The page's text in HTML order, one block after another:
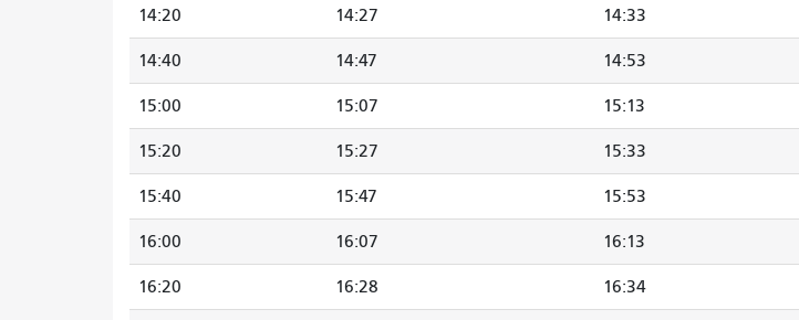
14:20 14:27 14:33
14:40 14:47 14:53
15:00 15:07 15:13
15:20 15:27 15:33
15:40 15:47 15:53
16:00 16:07 16:13
16:20 16:28 16:34